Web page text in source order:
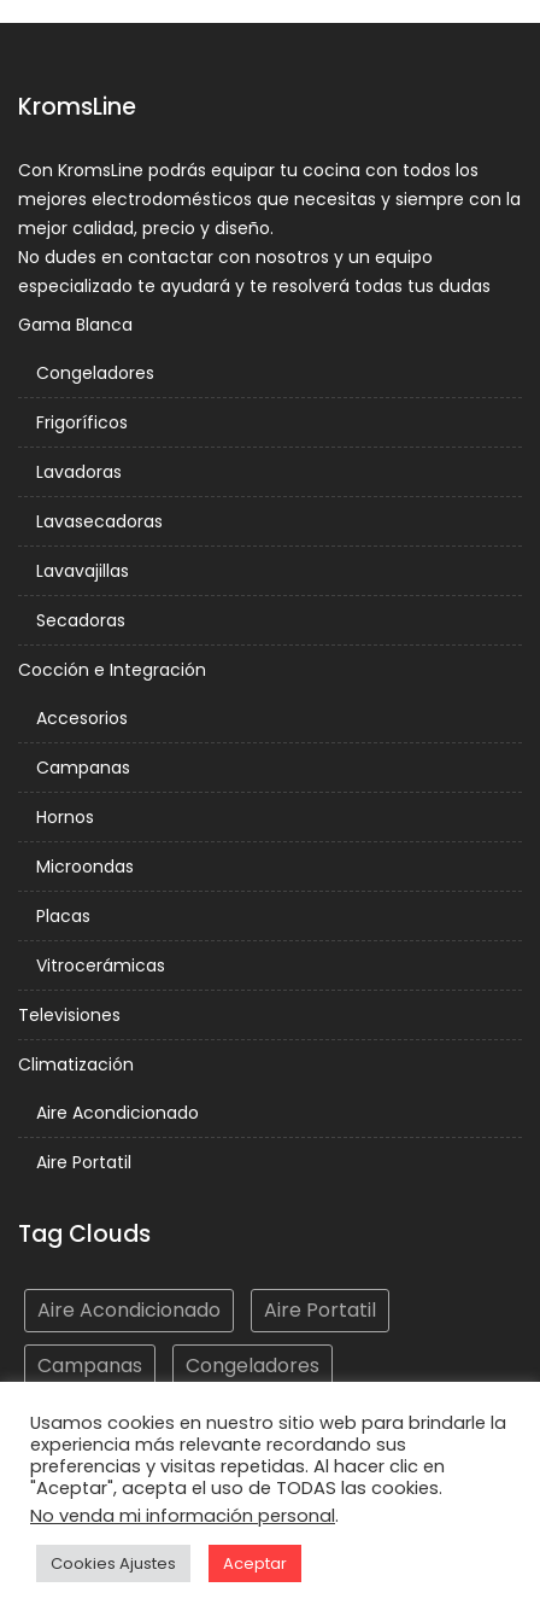
KromsLine
Con KromsLine podrás equipar tu cocina con todos los
mejores electrodomésticos que necesitas y siempre con la
mejor calidad, precio y diseño.
No dudes en contactar con nosotros y un equipo
especializado te ayudará y te resolverá todas tus dudas
Gama Blanca
Congeladores
Frigoríficos
Lavadoras
Lavasecadoras
Lavavajillas
Secadoras
Cocción e Integración
Accesorios
Campanas
Hornos
Microondas
Placas
Vitrocerámicas
Televisiones
Climatización
Aire Acondicionado
Aire Portatil
Tag Clouds
Aire Acondicionado
Aire Portatil
Campanas
Congeladores
Electrodomésticos
Frigoríficos
Hornos
Lavadoras
Lavasecadoras
Lavavajillas
Microondas
Placas Vitrocerámicas
Usamos cookies en nuestro sitio web para brindarle la
experiencia más relevante recordando sus
preferencias y visitas repetidas. Al hacer clic en
"Aceptar", acepta el uso de TODAS las cookies.
No venda mi información personal.
Cookies Ajustes Aceptar